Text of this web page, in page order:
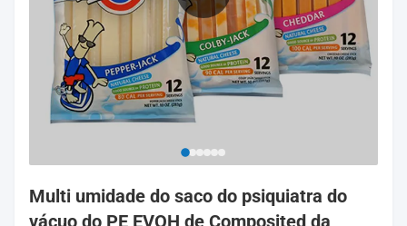
Multi umidade do saco do psiquiatra do
vácuo do PE EVOH de Composited da